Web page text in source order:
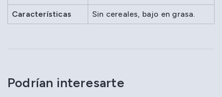
Características Sin cereales, bajo en grasa.
Podrían interesarte